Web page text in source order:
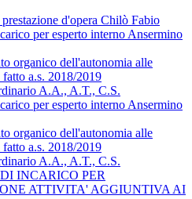
d'opera Chilò Fabio
per esperto interno Ansermino
organico dell'autonomia alle
a.s. 2018/2019
A.A., A.T., C.S.
per esperto interno Ansermino
organico dell'autonomia alle
a.s. 2018/2019
A.A., A.T., C.S.
INCARICO PER
ATTIVITA' AGGIUNTIVA AI